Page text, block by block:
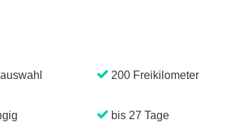
200 Freikilometer
bis 27 Tage